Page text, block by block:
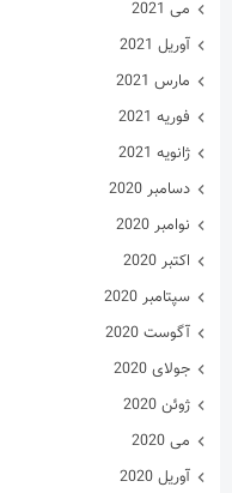
می 2021
آوریل 2021
مارس 2021
فوریه 2021
ژانویه 2021
دسامبر 2020
نوامبر 2020
اکتبر 2020
سپتامبر 2020
آگوست 2020
جولای 2020
ژوئن 2020
می 2020
آوریل 2020